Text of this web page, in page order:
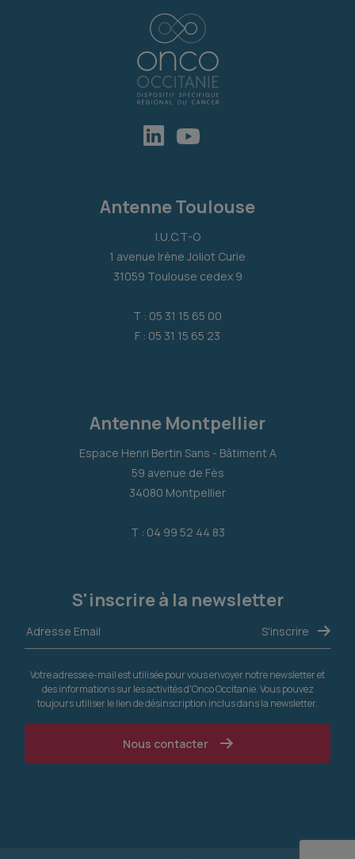
Antenne Toulouse
I.U.C.T-O
1 avenue Irène Joliot Curie
31059 Toulouse cedex 9
T : 05 31 15 65 00
F : 05 31 15 65 23
Antenne Montpellier
Espace Henri Bertin Sans - Bâtiment A
59 avenue de Fès
34080 Montpellier
T : 04 99 52 44 83
S'inscrire à la newsletter
Votre adresse e-mail est utilisée pour vous envoyer notre newsletter et
des informations sur les activités d'Onco Occitanie. Vous pouvez
toujours utiliser le lien de désinscription inclus dans la newsletter.
Nous contacter